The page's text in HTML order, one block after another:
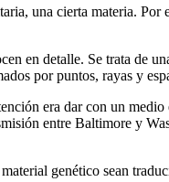
una cierta materia.
en detalle. Se trata de
por puntos, rayas y
era dar con un
entre Baltimore y
genético sean